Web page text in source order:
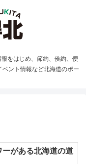
をはじめ、節約、倹約、便
ント情報など北海道のポー
ーがある北海道の道